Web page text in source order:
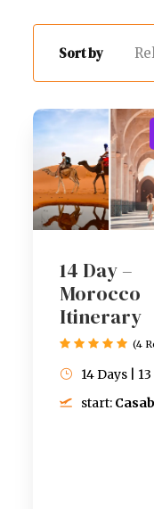
Sort by
14 Day –
Morocco
Itinerary
14 Days |
start:
(4